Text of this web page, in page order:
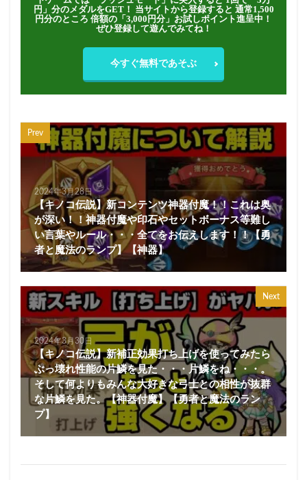
円」分のメダルをGET！ 当サイトから登録すると 通常1,500
円分のところ 倍額の「3,000円分」お試しポイント進呈中！
ぜひ登録して遊んでみてね！
今すぐ無料であそぶ
Prev
2024年3月28日
【キノコ伝説】新コンテンツ神器付魔！！これは奥
が深い！！神器付魔や印石やセットボーナス等難し
い言葉やルール・・・全てをお伝えします！！【勇
者と魔法のランプ】【神器】
Next
2024年3月30日
【キノコ伝説】新補正効果打ち上げを使ってみたら
ぶっ壊れ性能の片鱗を見た・・・片鱗をね・・・。
そして何よりもみんな大好きな弓士との相性が抜群
な片鱗を見た。【神器付魔】【勇者と魔法のラン
プ】